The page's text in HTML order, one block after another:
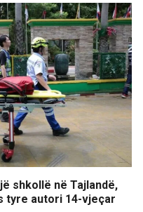
shkollë në Tajlandë,
tyre autori 14-vjeçar